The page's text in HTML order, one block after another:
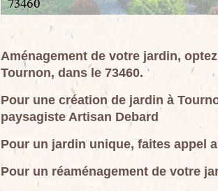
Aménagement de votre jardin,
Tournon, dans le 73460.
Pour une création de jardin à
paysagiste Artisan Debard
Pour un jardin unique, faites appel
Pour un réaménagement de votre